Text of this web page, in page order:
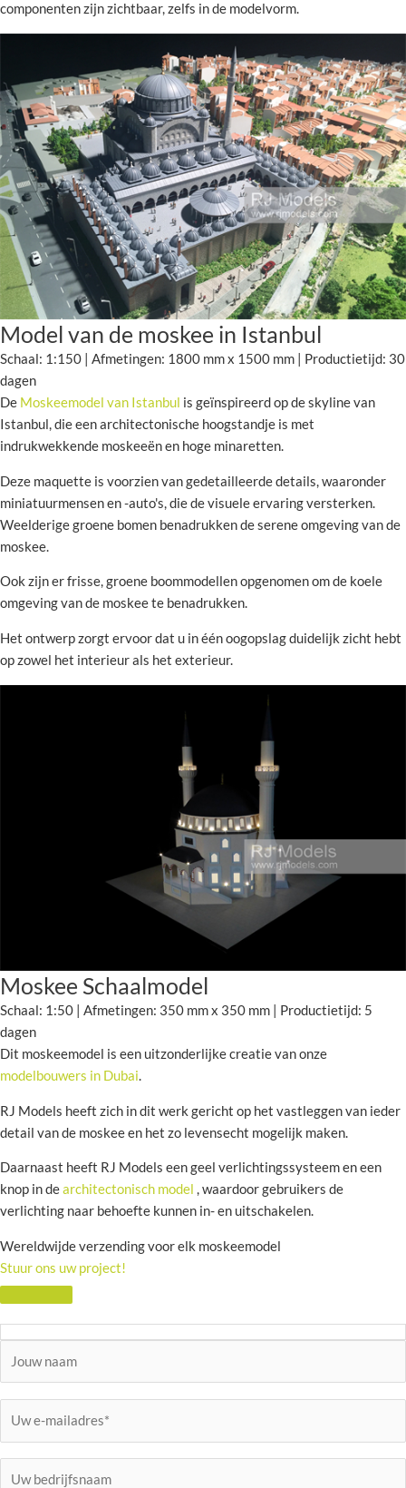
componenten zijn zichtbaar, zelfs in de modelvorm.
Model van de moskee in Istanbul
Schaal: 1:150 | Afmetingen: 1800 mm x 1500 mm | Productietijd: 30
dagen
De Moskeemodel van Istanbul is geïnspireerd op de skyline van
Istanbul, die een architectonische hoogstandje is met
indrukwekkende moskeeën en hoge minaretten.
Deze maquette is voorzien van gedetailleerde details, waaronder
miniatuurmensen en -auto's, die de visuele ervaring versterken.
Weelderige groene bomen benadrukken de serene omgeving van de
moskee.
Ook zijn er frisse, groene boommodellen opgenomen om de koele
omgeving van de moskee te benadrukken.
Het ontwerp zorgt ervoor dat u in één oogopslag duidelijk zicht hebt
op zowel het interieur als het exterieur.
Moskee Schaalmodel
Schaal: 1:50 | Afmetingen: 350 mm x 350 mm | Productietijd: 5
dagen
Dit moskeemodel is een uitzonderlijke creatie van onze
modelbouwers in Dubai.
RJ Models heeft zich in dit werk gericht op het vastleggen van ieder
detail van de moskee en het zo levensecht mogelijk maken.
Daarnaast heeft RJ Models een geel verlichtingssysteem en een
knop in dearchitectonisch model , waardoor gebruikers de
verlichting naar behoefte kunnen in- en uitschakelen.
Wereldwijde verzending voor elk moskeemodel
Stuur ons uw project!